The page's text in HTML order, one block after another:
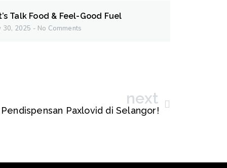
Talk Food & Feel-Good Fuel
30, 2025 No Comments
next
Paxlovid di Selangor!